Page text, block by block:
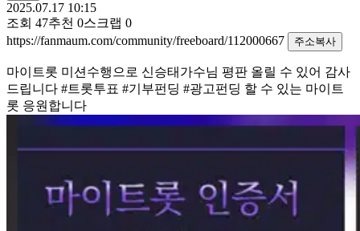
2025.07.17 10:15
조회 47추천 0스크랩 0
https://fanmaum.com/community/freeboard/112000667
주소복사
마이트롯 미션수행으로 신승태가수님 평판 올릴 수 있어 감사
드립니다 #트롯투표 #기부펀딩 #광고펀딩 할 수 있는 마이트
롯 응원합니다